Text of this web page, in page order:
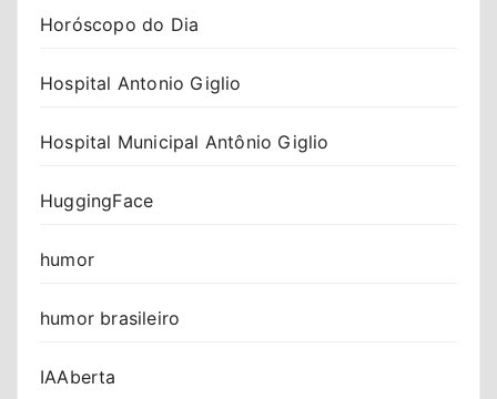
Horóscopo do Dia
Hospital Antonio Giglio
Hospital Municipal Antônio Giglio
HuggingFace
humor
humor brasileiro
IAAberta